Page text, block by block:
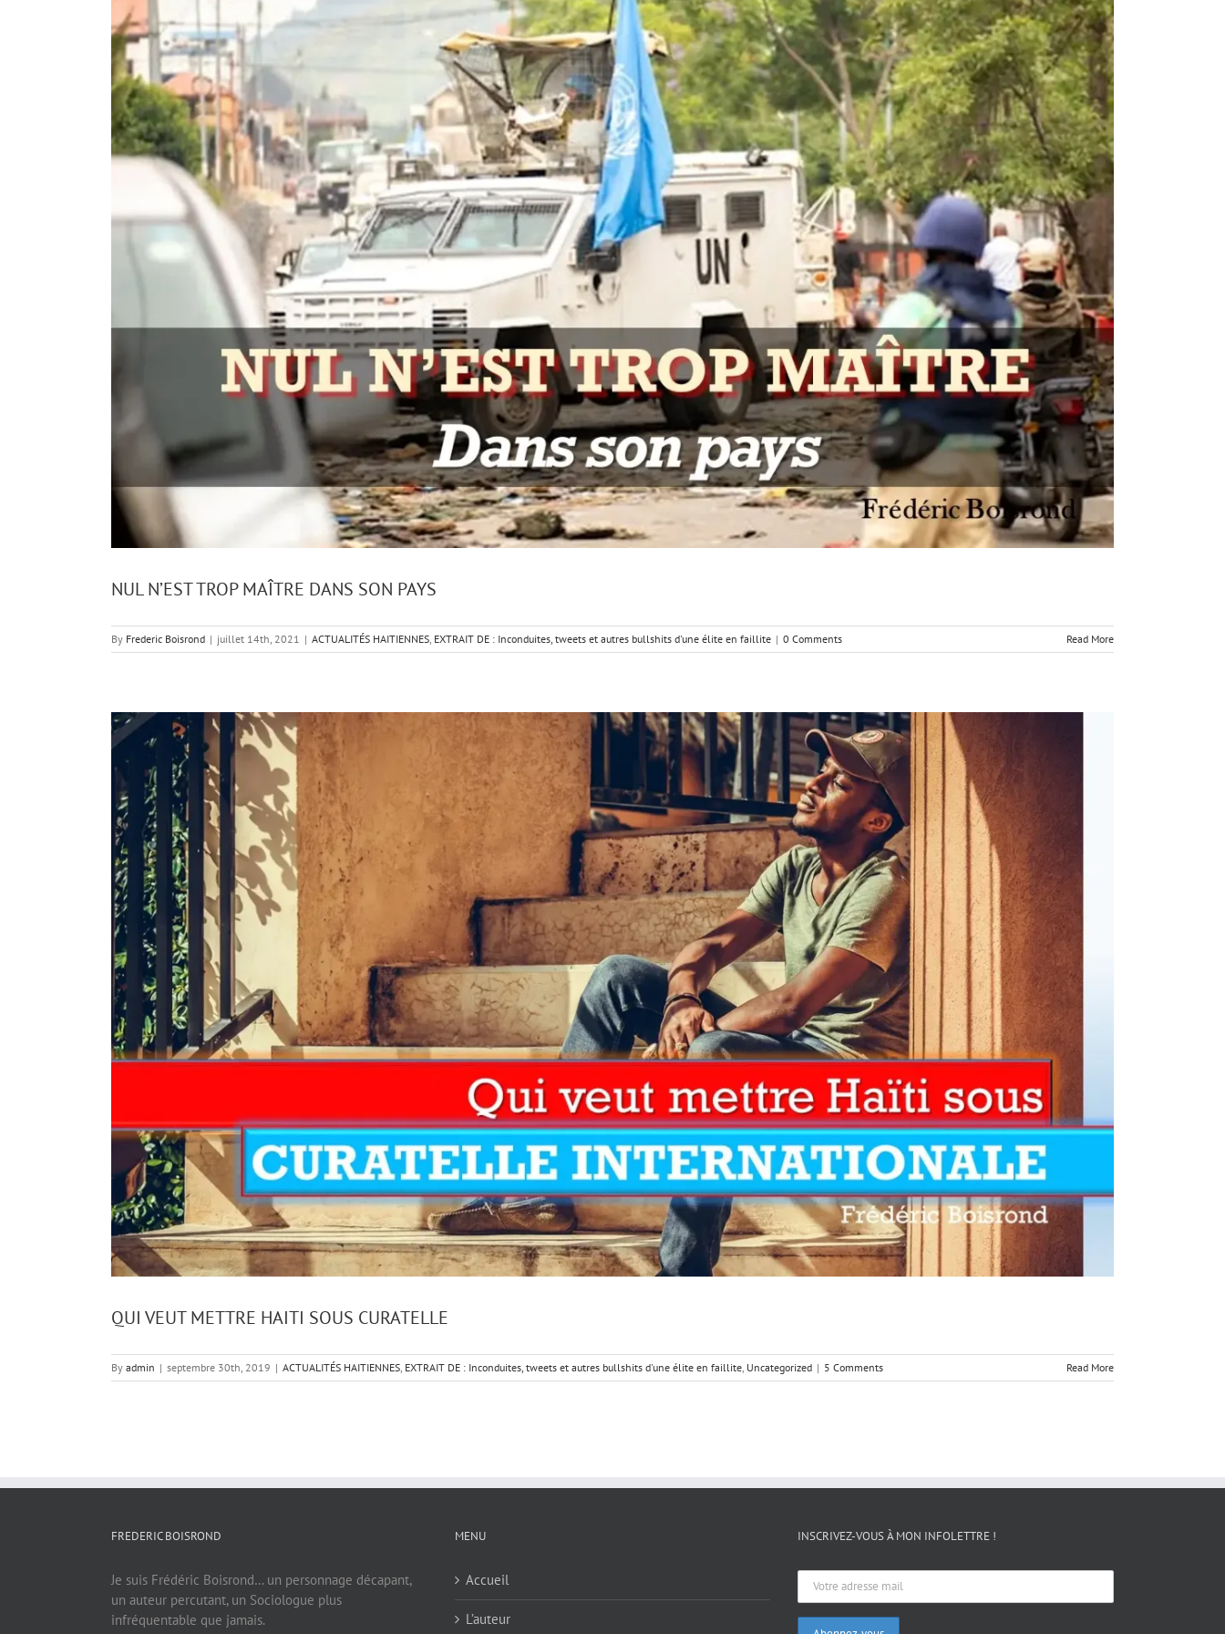
NUL N’EST TROP MAÎTRE DANS SON PAYS
By Frederic Boisrond | juillet 14th, 2021 | ACTUALITÉS HAITIENNES EXTRAIT DE : Inconduites, tweets et autres bullshits d'une élite en faillite | 0 Comments Read More
QUI VEUT METTRE HAITI SOUS CURATELLE
By admin | septembre 30th, 2019 | ACTUALITÉS HAITIENNES EXTRAIT DE : Inconduites, tweets et autres bullshits d'une élite en faillite Uncategorized | 5 Comments Read More
FREDERIC BOISROND
Je suis Frédéric Boisrond… un personnage décapant,
un auteur percutant, un Sociologue plus
infréquentable que jamais.
MENU
Accueil
L’auteur
INSCRIVEZ-VOUS À MON INFOLETTRE !